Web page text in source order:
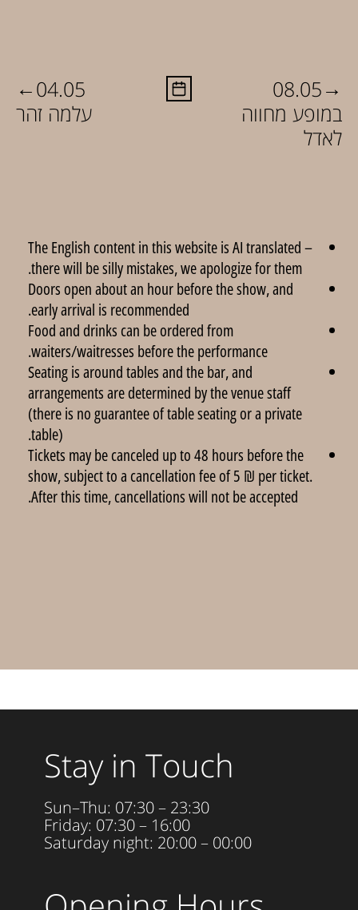
←04.05
עלמה זהר
08.05→
במופע מחווה
לאדל
The English content in this website is AI translated –
there will be silly mistakes, we apologize for them.
Doors open about an hour before the show, and
early arrival is recommended.
Food and drinks can be ordered from
waiters/waitresses before the performance.
Seating is around tables and the bar, and
arrangements are determined by the venue staff
(there is no guarantee of table seating or a private
table).
Tickets may be canceled up to 48 hours before the
show, subject to a cancellation fee of 5 ₪ per ticket.
After this time, cancellations will not be accepted.
Stay in Touch
Sun–Thu: 07:30 – 23:30
Friday: 07:30 – 16:00
Saturday night: 20:00 – 00:00